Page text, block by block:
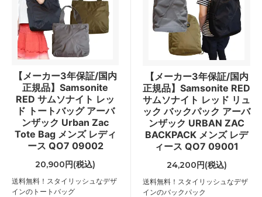
【メーカー3年保証/国内
正規品】Samsonite
RED サムソナイト レッ
ド トートバッグ アーバ
ンザック Urban Zac
Tote Bag メンズ レディ
ース QO7 09002
20,900円(税込)
送料無料！スタイリッシュなデザ
インのトートバッグ
【メーカー3年保証/国内
正規品】Samsonite RED
サムソナイト レッド リュ
ック バックパック アーバ
ンザック URBAN ZAC
BACKPACK メンズ レデ
ィース QO7 09001
24,200円(税込)
送料無料！スタイリッシュなデザ
インのバックパック